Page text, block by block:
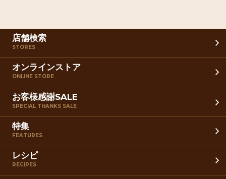
店舗検索
STORES
オンラインストア
ONLINE STORE
お客様感謝SALE
SPECIAL THANKS SALE
特集
FEATURES
レシピ
RECIPES